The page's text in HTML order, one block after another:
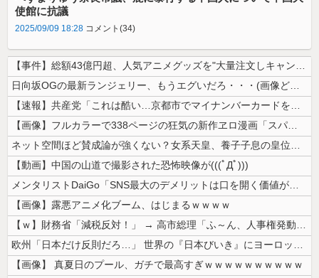
使館に抗議
2025/09/09 18:28 コメント(34)
【事件】総額43億円超、人気アニメグッズを"大量注文しキャンセル"女逮...
日向坂OGの最新ランジェリー、もうエグいだろ・・・(画像どーん)
【速報】共産党「これは酷い…京都市でマイナンバーカードを持たない29万...
【画像】フルカラーで338ページの狂気の新作ヱロ漫画「スパ・カイラクー...
ネット空間ほど賛成論が強くない？女系天皇、養子子息の皇位継承など…皇室...
【動画】中国の山道で撮影された恐怖映像が(((ﾟДﾟ)))
メンタリストDaiGo「SNS最大のデメリットは口を開く価値がない奴が...
【画像】露悪アニメ化ブーム、はじまるｗｗｗｗ
【ｗ】財務省「減税反対！」 → 高市総理「ふ～ん、人事権発動ね？」 →...
欧州「日本だけ反則だろ…」 世界の『日本びいき』にヨーロッパ全土から不...
【画像】 真夏日のプール、ガチで最高すぎｗｗｗｗｗｗｗｗｗｗ